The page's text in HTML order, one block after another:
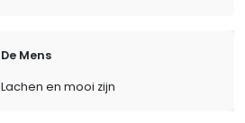
De Mens
Lachen en mooi zijn